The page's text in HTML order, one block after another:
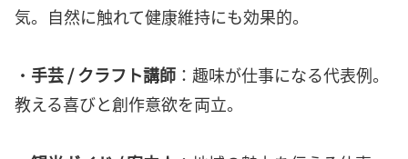
気。自然に触れて健康維持にも効果的。
・ 手芸 / クラフト講師 ：趣味が仕事になる代表例。
教える喜びと創作意欲を両立。